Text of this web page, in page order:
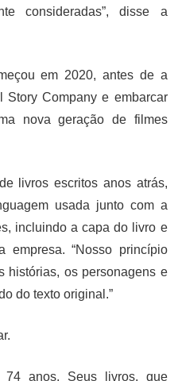
consideradas”, disse a
em 2020, antes de a
Story Company e embarcar
nova geração de filmes
livros escritos anos atrás,
usada junto com a
incluindo a capa do livro e
empresa. “Nosso princípio
histórias, os personagens e
do texto original.”
anos. Seus livros, que